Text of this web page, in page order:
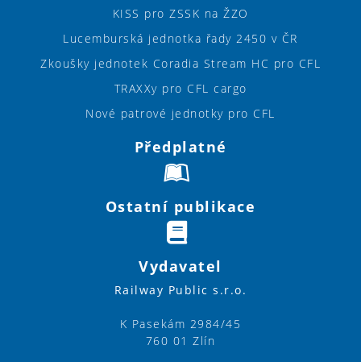
KISS pro ZSSK na ŽZO
Lucemburská jednotka řady 2450 v ČR
Zkoušky jednotek Coradia Stream HC pro CFL
TRAXXy pro CFL cargo
Nové patrové jednotky pro CFL
Předplatné
Ostatní publikace
Vydavatel
Railway Public s.r.o.
K Pasekám 2984/45
760 01 Zlín